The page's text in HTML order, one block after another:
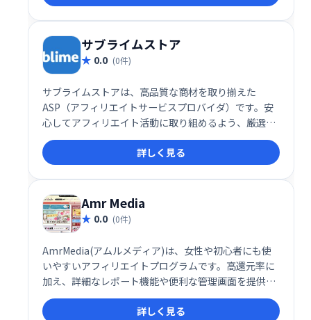
サブライムストア
0.0 (0件)
サブライムストアは、高品質な商材を取り揃えた
ASP（アフィリエイトサービスプロバイダ）です。安
心してアフィリエイト活動に取り組めるよう、厳選さ
れた商品を提供しています。初心者からベテランま
で、幅広いアフィリエイターの方々に最適なサービス
です。充実したサポート体制も魅力の一つです。
詳しく見る
Amr Media
0.0 (0件)
AmrMedia(アムルメディア)は、女性や初心者にも使
いやすいアフィリエイトプログラムです。高還元率に
加え、詳細なレポート機能や便利な管理画面を提供す
ることで、効率的な運用をサポートします。安心して
始められる、魅力的なアフィリエイトサービスです。
詳しく見る